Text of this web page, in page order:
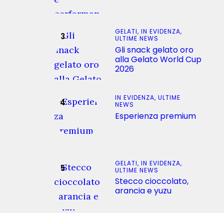
GELATI, IN EVIDENZA,
ULTIME NEWS
Gli snack gelato oro
alla Gelato World Cup
2026
IN EVIDENZA, ULTIME
NEWS
Esperienza premium
GELATI, IN EVIDENZA,
ULTIME NEWS
Stecco cioccolato,
arancia e yuzu